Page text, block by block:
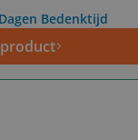
Bedenktijd